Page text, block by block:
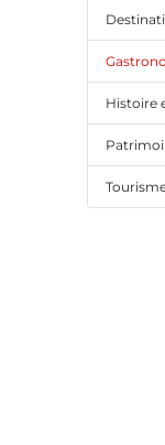
Histoire